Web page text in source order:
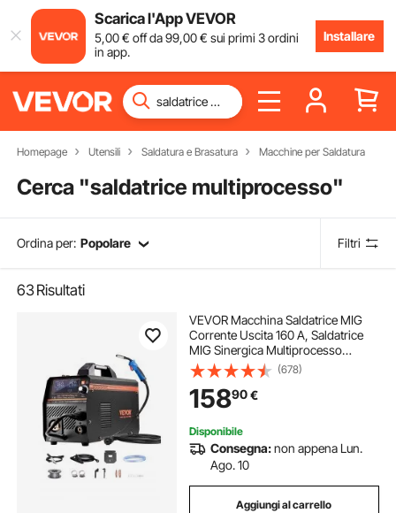
Scarica l'App VEVOR
5,00€ off da99,00€ sui primi 3 ordini
in app.
Installare
Homepage Utensili Saldatura e Brasatura Macchine per Saldatura
Cerca "saldatrice multiprocesso"
Ordina per: Popolare Filtri
63Risultati
VEVOR Macchina Saldatrice MIG
Corrente Uscita 160 A, Saldatrice
MIG Sinergica Multiprocesso
Portatile Saldatrice MIG Senza Gas
Gas MMA Lift TIG 4 in 1 con
Tecnologia Inverter IGBT, Schermo
LCD
(678)
15890€
Disponibile
Consegna:non appena Lun.
Ago. 10
Aggiungi al carrello